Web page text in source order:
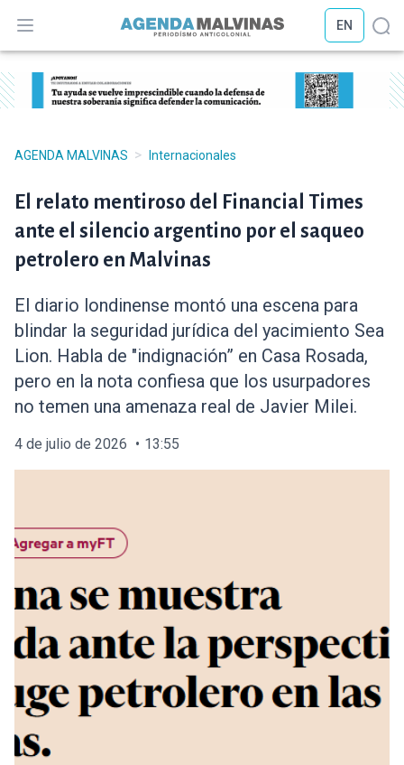
Abrir menú
EN
AGENDA MALVINAS > Internacionales
El relato mentiroso del Financial Times
ante el silencio argentino por el saqueo
petrolero en Malvinas
El diario londinense montó una escena para
blindar la seguridad jurídica del yacimiento Sea
Lion. Habla de "indignación” en Casa Rosada,
pero en la nota confiesa que los usurpadores
no temen una amenaza real de Javier Milei.
4 de julio de 2026 13:55